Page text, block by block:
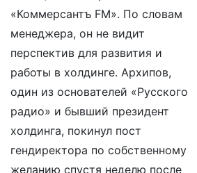
«Коммерсантъ FM». По словам
менеджера, он не видит
перспектив для развития и
работы в холдинге. Архипов,
один из основателей «Русского
радио» и бывший президент
холдинга, покинул пост
гендиректора по собственному
желанию спустя неделю после